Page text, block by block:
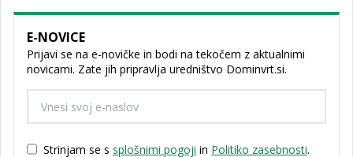
E-NOVICE
Prijavi se na e-novičke in bodi na tekočem z aktualnimi
novicami. Zate jih pripravlja uredništvo Dominvrt.si.
Strinjam se s splošnimi pogoji in Politiko zasebnosti.